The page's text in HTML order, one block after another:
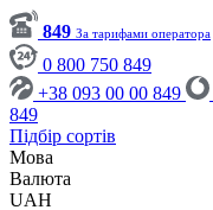
849 За тарифами оператора
0 800 750 849
+38 093 00 00 849
849
Підбір сортів
Мова
Валюта
UAH